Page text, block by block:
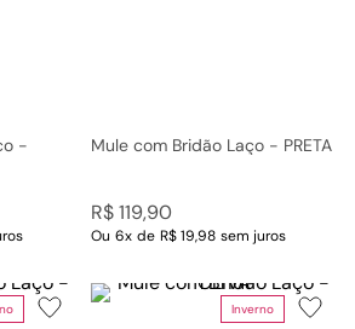
-
Mule com Bridão Laço - PRETA
R$119,90
Ou 6x de R$ 19,98 sem juros
Inverno